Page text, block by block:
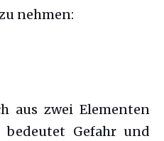
nehmen:
aus zwei Elementen
bedeutet Gefahr und